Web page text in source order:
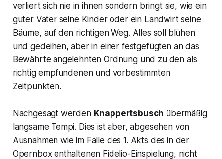
verliert sich nie in ihnen sondern bringt sie, wie ein
guter Vater seine Kinder oder ein Landwirt seine
Bäume, auf den richtigen Weg. Alles soll blühen
und gedeihen, aber in einer festgefügten an das
Bewährte angelehnten Ordnung und zu den als
richtig empfundenen und vorbestimmten
Zeitpunkten.
Nachgesagt werden Knappertsbusch übermäßig
langsame Tempi. Dies ist aber, abgesehen von
Ausnahmen wie im Falle des 1. Akts des in der
Opernbox enthaltenen Fidelio-Einspielung, nicht